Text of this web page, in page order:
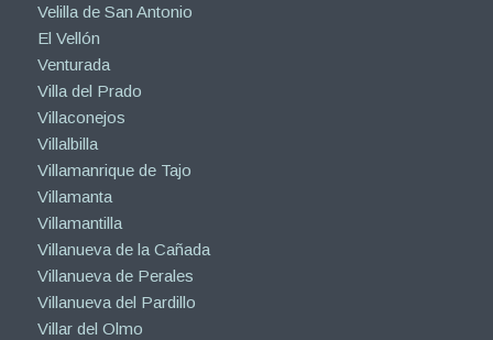
Velilla de San Antonio
El Vellón
Venturada
Villa del Prado
Villaconejos
Villalbilla
Villamanrique de Tajo
Villamanta
Villamantilla
Villanueva de la Cañada
Villanueva de Perales
Villanueva del Pardillo
Villar del Olmo